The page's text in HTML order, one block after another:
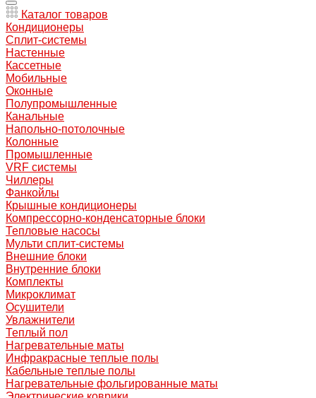
Каталог товаров
Кондиционеры
Сплит-системы
Настенные
Кассетные
Мобильные
Оконные
Полупромышленные
Канальные
Напольно-потолочные
Колонные
Промышленные
VRF системы
Чиллеры
Фанкойлы
Крышные кондиционеры
Компрессорно-конденсаторные блоки
Тепловые насосы
Мульти сплит-системы
Внешние блоки
Внутренние блоки
Комплекты
Микроклимат
Осушители
Увлажнители
Теплый пол
Нагревательные маты
Инфракрасные теплые полы
Кабельные теплые полы
Нагревательные фольгированные маты